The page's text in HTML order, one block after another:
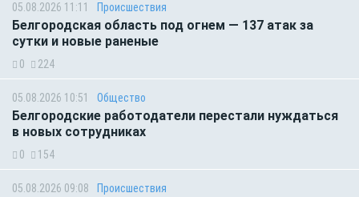
05.08.2026 11:11 Происшествия
Белгородская область под огнем — 137 атак за
сутки и новые раненые
0 224
05.08.2026 10:51 Общество
Белгородские работодатели перестали нуждаться
в новых сотрудниках
0 154
05.08.2026 09:08 Происшествия